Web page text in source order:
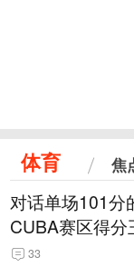
体育 焦
对话单场101分
CUBA赛区得
A选秀
33